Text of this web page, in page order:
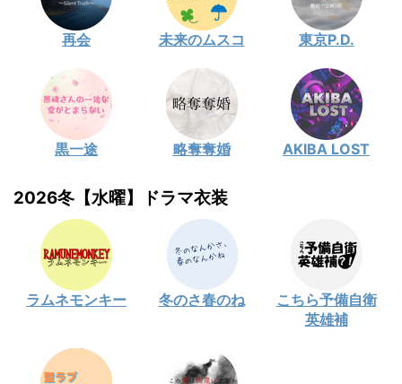
再会 未来のムスコ 東京P.D.
黒一途 略奪奪婚 AKIBA LOST
2026冬【水曜】ドラマ衣装
ラムネモンキー 冬のさ春のね
こちら予備自衛
英雄補